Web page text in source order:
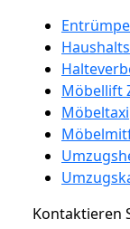
Möbellift
Möbeltaxi
Kontaktieren